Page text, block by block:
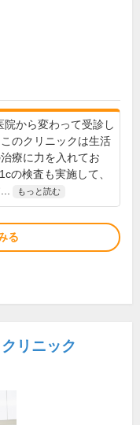
院から変わって受診し
のクリニックは生活
療に力を入れてお
の検査も実施して、
もっと読む
る
リニック